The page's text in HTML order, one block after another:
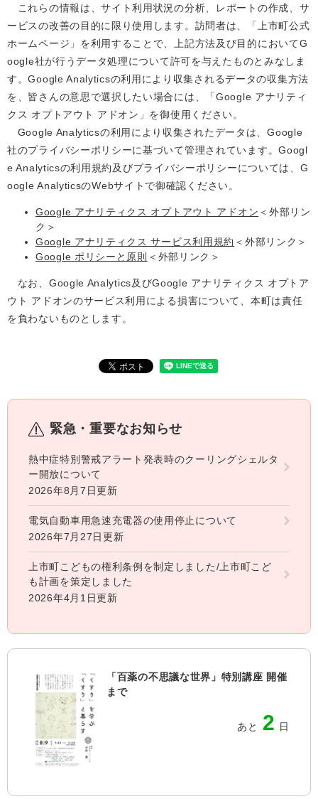
これらの情報は、サイト利用状況の分析、レポートの作成、サ
ービスの改善の目的に限り使用します。訪問者は、「上市町公式
ホームページ」を利用することで、上記方法及び目的においてG
oogle社が行うデータ処理について許可を与えたものとみなしま
す。Google Analyticsの利用により収集されるデータの収集方法
を、皆さんの意思で選択したい場合には、「Google アナリティ
クス オプトアウト アドオン」を御使用ください。
Google Analyticsの利用により収集されたデータは、Google
社のプライバシーポリシーに基づいて管理されています。Googl
e Analyticsの利用規約及びプライバシーポリシーについては、G
oogle AnalyticsのWebサイトで御確認ください。
Google アナリティクス オプトアウト アドオン ＜外部リン
ク＞
Google アナリティクス サービス利用規約 ＜外部リンク＞
Google ポリシーと原則 ＜外部リンク＞
なお、Google Analytics及びGoogle アナリティクス オプトア
ウト アドオンのサービス利用による損害について、本町は責任
を負わないものとします。
緊急・重要なお知らせ
熱中症特別警戒アラート発表時のクーリングシェルタ
ー開放について
2026年8月7日更新
電気自動車用急速充電器の使用停止について
2026年7月27日更新
上市町こどもの権利条例を制定しました/上市町こど
も計画を策定しました
2026年4月1日更新
「百薬の不思議な世界」特別講座 開催
まで
あと 2 日